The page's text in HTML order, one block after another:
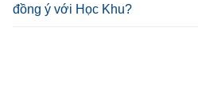
đồng ý với Học Khu?